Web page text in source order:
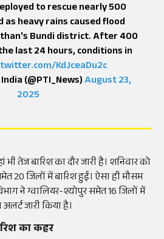
to rescue nearly 500
heavy rains caused flood
Bundi district. After 400
last 24 hours, conditions in
KdJceaDu2c
(@PTI_News)August 23,
2025
तेज बारिश का दौर जारी है। शनिवार को
20 जिलों में बारिश हुई। ऐसा ही मौसम
ने ग्वालियर-श्योपुर समेत 16 जिलों में
जारी किया है।
का कहर